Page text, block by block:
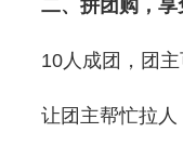
二、拼团购，享
10人成团，团
让团主帮忙拉